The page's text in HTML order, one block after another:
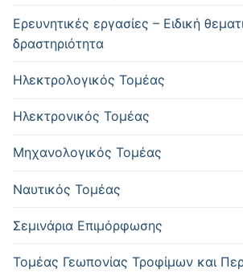
Ερευνητικές εργασίες – Ειδική
δραστηριότητα
Ηλεκτρολογικός Τομέας
Ηλεκτρονικός Τομέας
Μηχανολογικός Τομέας
Ναυτικός Τομέας
Σεμινάρια Επιμόρφωσης
Τομέας Γεωπονίας Τροφίμων και